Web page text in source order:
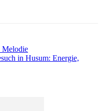
Melodie
in Husum: Energie,